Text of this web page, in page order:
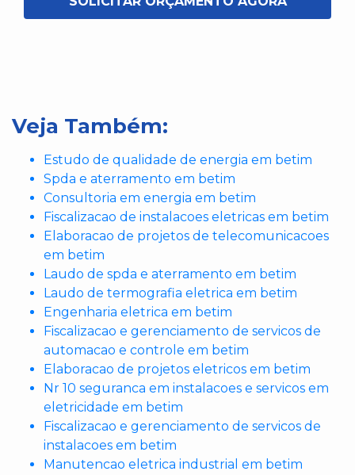
Veja Também:
Estudo de qualidade de energia em betim
Spda e aterramento em betim
Consultoria em energia em betim
Fiscalizacao de instalacoes eletricas em betim
Elaboracao de projetos de telecomunicacoes
em betim
Laudo de spda e aterramento em betim
Laudo de termografia eletrica em betim
Engenharia eletrica em betim
Fiscalizacao e gerenciamento de servicos de
automacao e controle em betim
Elaboracao de projetos eletricos em betim
Nr 10 seguranca em instalacoes e servicos em
eletricidade em betim
Fiscalizacao e gerenciamento de servicos de
instalacoes em betim
Manutencao eletrica industrial em betim